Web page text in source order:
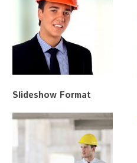
Slideshow Format